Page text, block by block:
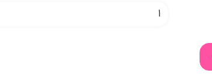
پیراهن آستین بلند H&M کد t000153 عدد